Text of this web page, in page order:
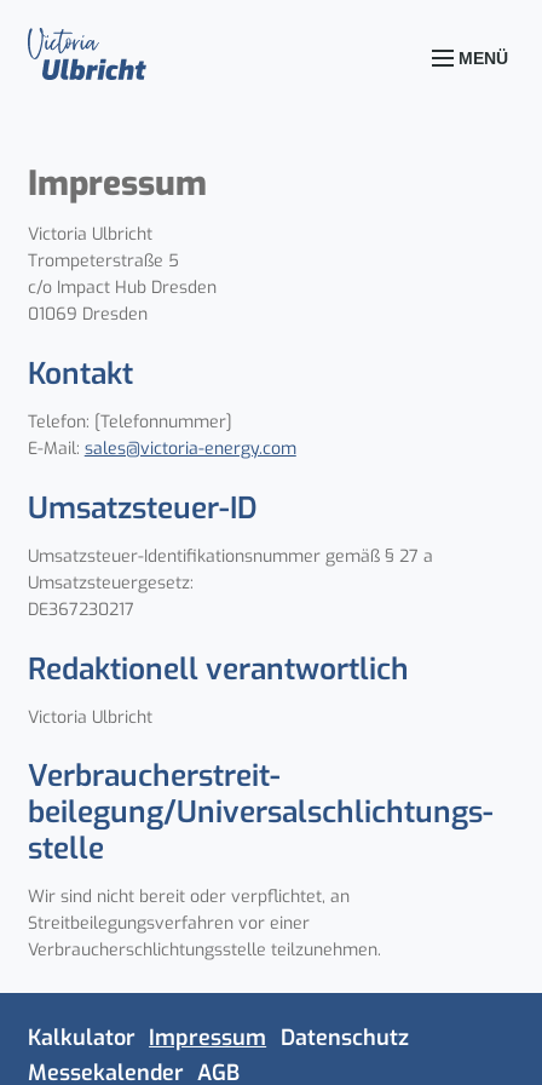
MENÜ
Impressum
Victoria Ulbricht
Trompeterstraße 5
c/o Impact Hub Dresden
01069 Dresden
Kontakt
Telefon: [Telefonnummer]
E-Mail: sales@victoria-energy.com
Umsatzsteuer-ID
Umsatzsteuer-Identifikationsnummer gemäß § 27 a
Umsatzsteuergesetz:
DE367230217
Redaktionell verantwortlich
Victoria Ulbricht
Verbraucher­streit­
beilegung/Universal­schlichtungs­
stelle
Wir sind nicht bereit oder verpflichtet, an
Streitbeilegungsverfahren vor einer
Verbraucherschlichtungsstelle teilzunehmen.
Navigation
Kalkulator Impressum Datenschutz
Messekalender AGB